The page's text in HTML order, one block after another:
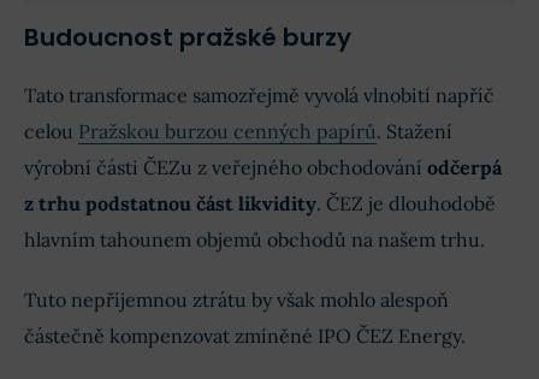
Budoucnost pražské burzy
Tato transformace samozřejmě vyvolá vlnobití napříč
celou Pražskou burzou cenných papírů. Stažení
výrobní části ČEZu z veřejného obchodování odčerpá
z trhu podstatnou část likvidity. ČEZ je dlouhodobě
hlavním tahounem objemů obchodů na našem trhu.
Tuto nepříjemnou ztrátu by však mohlo alespoň
částečně kompenzovat zmíněné IPO ČEZ Energy.